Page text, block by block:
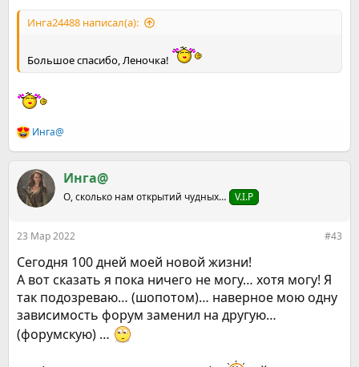
Инга24488 написал(а):
Большое спасибо, Леночка!
Р
е
к
ц
и
Инга@
Инга@
О, сколько нам открытий чудных… V.I.P
23 Мар 2022 #43
Сегодня 100 дней моей новой жизни!
А вот сказать я пока ничего не могу… хотя могу! Я
так подозреваю… (шопотом)… наверное мою одну
зависимость форум заменил на другую…
(форумскую) …